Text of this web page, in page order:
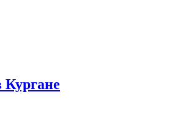
Кургане